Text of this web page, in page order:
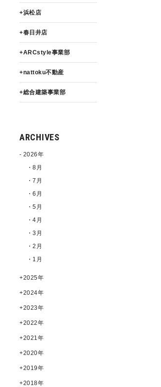
浜松店
春日井店
ARCstyle事業部
nattoku不動産
総合建築事業部
ARCHIVES
2026年
・8月
・7月
・6月
・5月
・4月
・3月
・2月
・1月
2025年
2024年
2023年
2022年
2021年
2020年
2019年
2018年